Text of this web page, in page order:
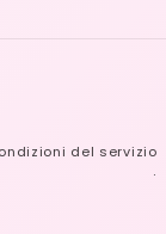
del servizio